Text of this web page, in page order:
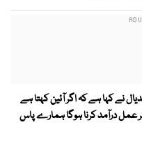
کہا ہے کہ اگر آئین کہتا ہے
درآمد کرنا ہوگا ہمارے پاس